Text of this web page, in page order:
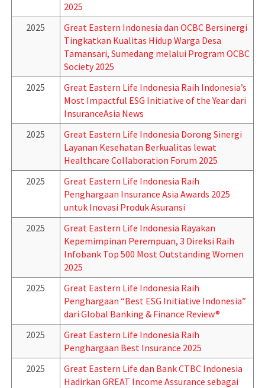
2025
2025
Great Eastern Indonesia dan OCBC Bersinergi
Tingkatkan Kualitas Hidup Warga Desa
Tamansari, Sumedang melalui Program OCBC
Society 2025
2025
Great Eastern Life Indonesia Raih Indonesia’s
Most Impactful ESG Initiative of the Year dari
InsuranceAsia News
2025
Great Eastern Life Indonesia Dorong Sinergi
Layanan Kesehatan Berkualitas lewat
Healthcare Collaboration Forum 2025
2025
Great Eastern Life Indonesia Raih
Penghargaan Insurance Asia Awards 2025
untuk Inovasi Produk Asuransi
2025
Great Eastern Life Indonesia Rayakan
Kepemimpinan Perempuan, 3 Direksi Raih
Infobank Top 500 Most Outstanding Women
2025
2025
Great Eastern Life Indonesia Raih
Penghargaan “Best ESG Initiative Indonesia”
dari Global Banking & Finance Review®
2025
Great Eastern Life Indonesia Raih
Penghargaan Best Insurance 2025
2025
Great Eastern Life dan Bank CTBC Indonesia
Hadirkan GREAT Income Assurance sebagai